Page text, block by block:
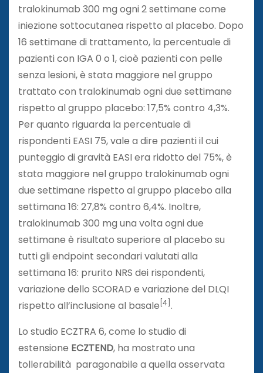
tralokinumab 300 mg ogni 2 settimane come
iniezione sottocutanea rispetto al placebo. Dopo
16 settimane di trattamento, la percentuale di
pazienti con IGA 0 o 1, cioè pazienti con pelle
senza lesioni, è stata maggiore nel gruppo
trattato con tralokinumab ogni due settimane
rispetto al gruppo placebo: 17,5% contro 4,3%.
Per quanto riguarda la percentuale di
rispondenti EASI 75, vale a dire pazienti il ​​cui
punteggio di gravità EASI era ridotto del 75%, è
stata maggiore nel gruppo tralokinumab ogni
due settimane rispetto al gruppo placebo alla
settimana 16: 27,8% contro 6,4%. Inoltre,
tralokinumab 300 mg una volta ogni due
settimane è risultato superiore al placebo su
tutti gli endpoint secondari valutati alla
settimana 16: prurito NRS dei rispondenti,
variazione dello SCORAD e variazione del DLQI
rispetto all’inclusione al basale [4] .
Lo studio ECZTRA 6, come lo studio di
estensione ECZTEND, ha mostrato una
tollerabilità paragonabile a quella osservata